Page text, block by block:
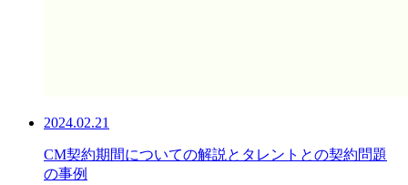
2024.02.21
CM契約期間についての解説とタレントとの契約問題
の事例